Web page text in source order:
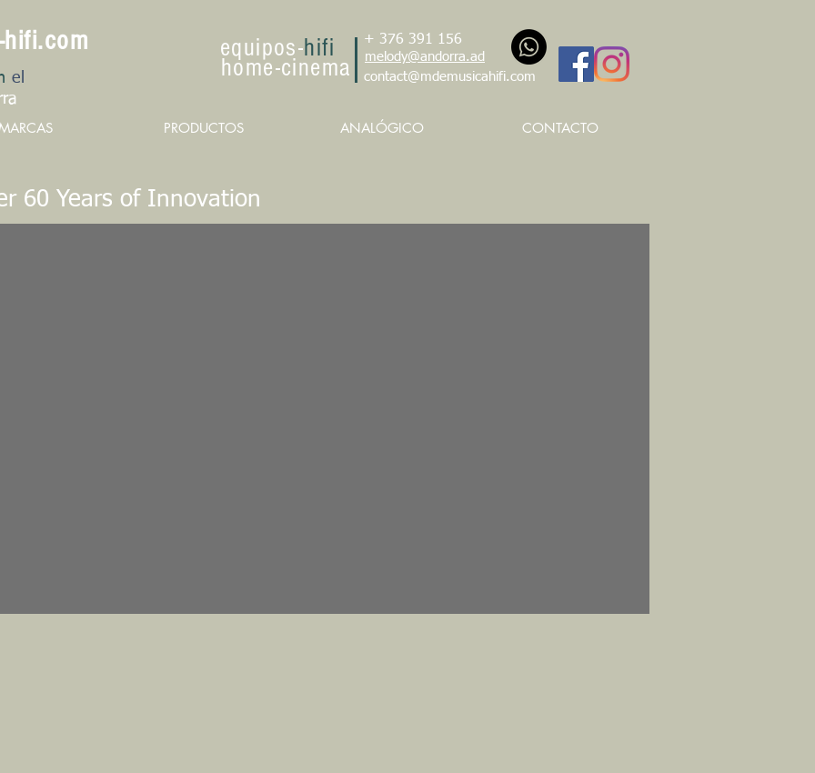
equipos-hifi
home-cinema
el
hifi.com + 376 391 156
melody@andorra.ad
PRODUCTOS ANALÓGICO CONTACTO
contact@mdemusicahifi.com
60 Years of Innovation